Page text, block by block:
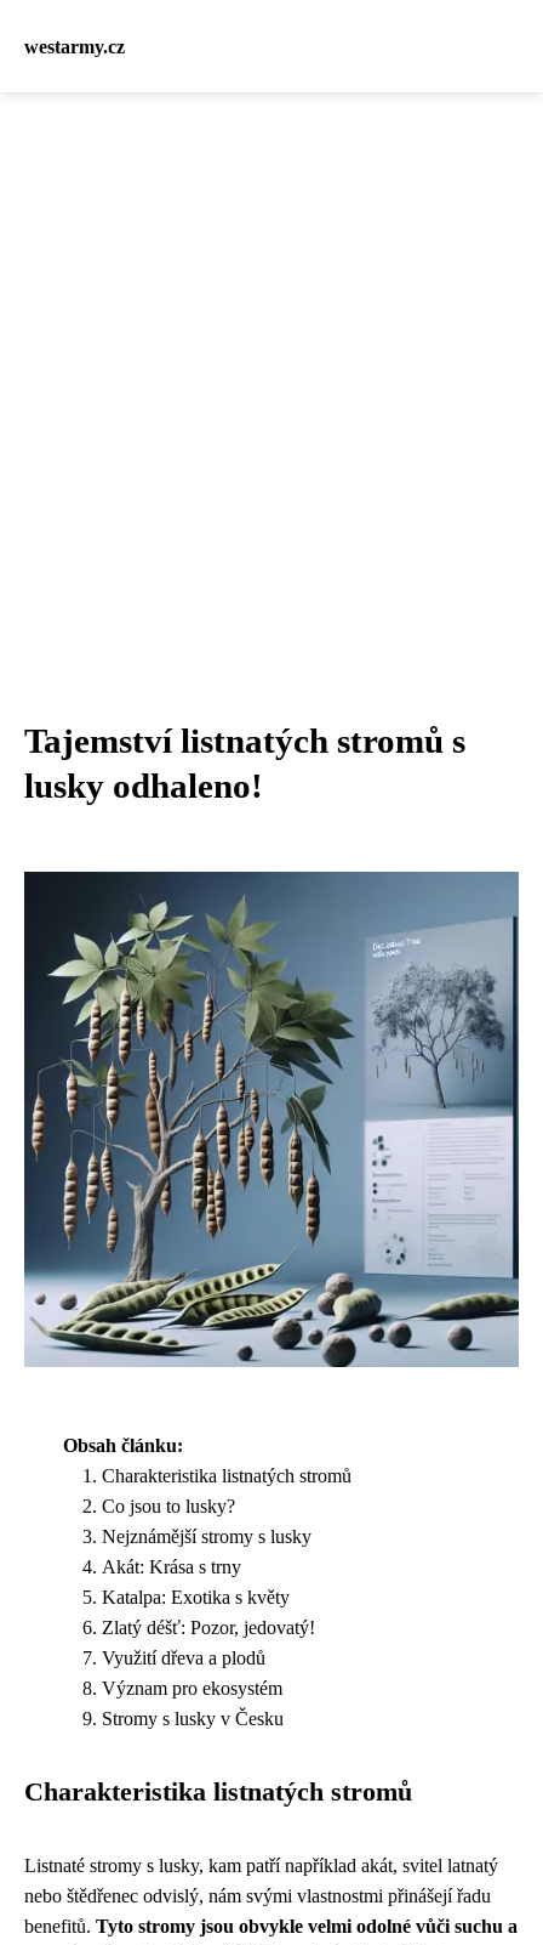
westarmy.cz
Tajemství listnatých stromů s
lusky odhaleno!
Obsah článku:
Charakteristika listnatých stromů
Co jsou to lusky?
Nejznámější stromy s lusky
Akát: Krása s trny
Katalpa: Exotika s květy
Zlatý déšť: Pozor, jedovatý!
Využití dřeva a plodů
Význam pro ekosystém
Stromy s lusky v Česku
Charakteristika listnatých stromů
Listnaté stromy s lusky, kam patří například akát, svitel latnatý
nebo štědřenec odvislý, nám svými vlastnostmi přinášejí řadu
benefitů. Tyto stromy jsou obvykle velmi odolné vůči suchu a